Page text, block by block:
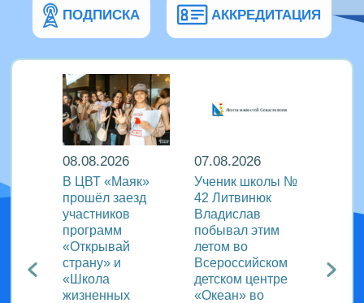
ПОДПИСКА АККРЕДИТАЦИЯ
08.08.2026
В ЦВТ «Маяк»
прошёл заезд
участников
программ
«Открывай
страну» и
«Школа
жизненных
07.08.2026
Ученик школы №
42 Литвинюк
Владислав
побывал этим
летом во
Всероссийском
детском центре
«Океан» во